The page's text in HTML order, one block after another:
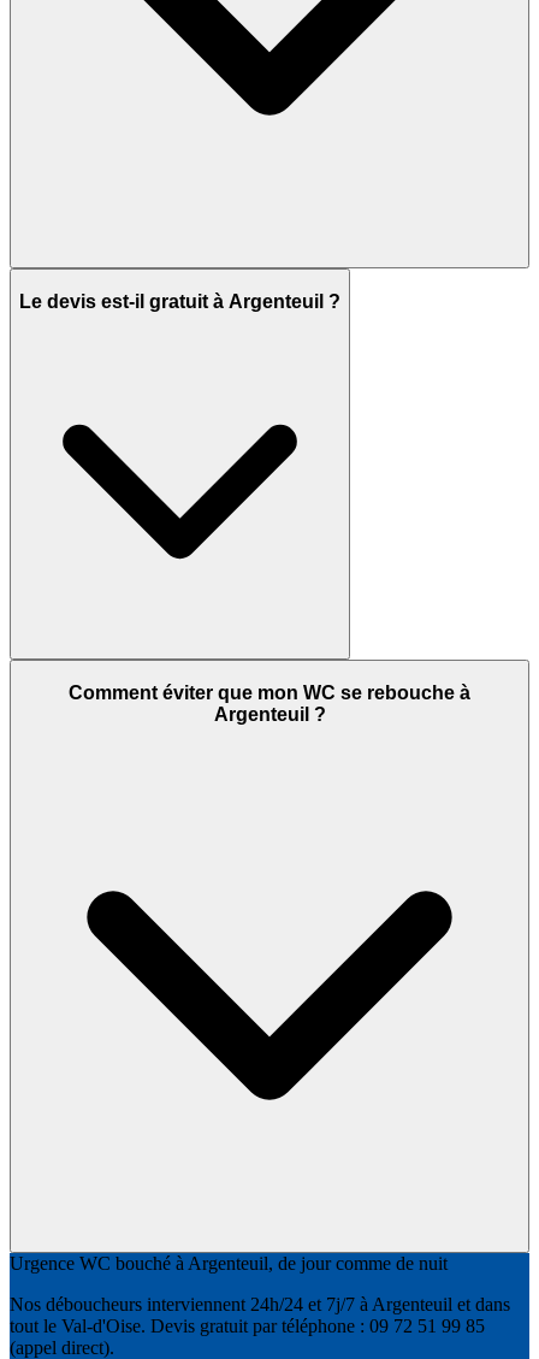
Le devis est-il gratuit à Argenteuil ?
Comment éviter que mon WC se rebouche à
Argenteuil ?
Urgence WC bouché à Argenteuil, de jour comme de nuit
Nos déboucheurs interviennent 24h/24 et 7j/7 à Argenteuil et dans
tout le Val-d'Oise. Devis gratuit par téléphone : 09 72 51 99 85
(appel direct).